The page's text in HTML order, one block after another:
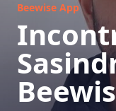
Beewise App